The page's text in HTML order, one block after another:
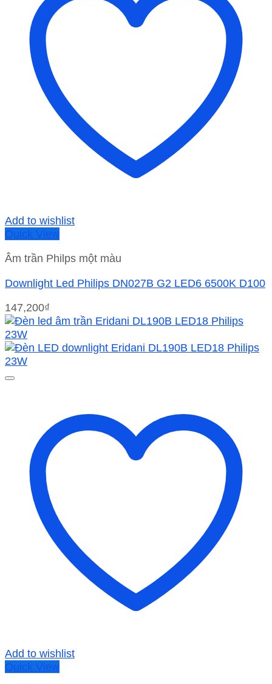
Add to wishlist
Quick View
Âm trần Philps một màu
Downlight Led Philips DN027B G2 LED6 6500K D100
147,200₫
Add to wishlist
Quick View